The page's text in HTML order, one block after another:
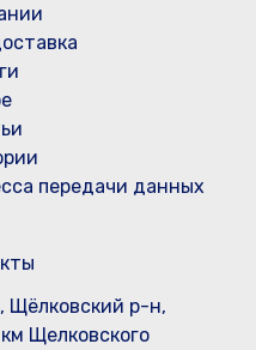
передачи данных
Щёлковский р-н,
Щелковского